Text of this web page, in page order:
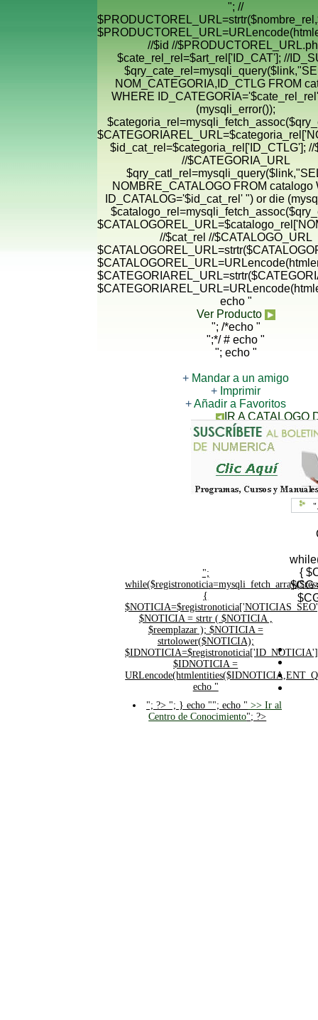
"; //
//$id //
$cate_rel_rel=$art_rel['ID_CAT']; //
NOM_CATEGORIA,ID_CTLG FROM
WHERE
(mysqli_error());
$id_cat_rel=$categoria_rel['ID_CTLG']; //
//$CATEGORIA_URL
NOMBRE_CATALOGO FROM catalogo
ID_CATALOG='$id_cat_rel' ") or die
//$cat_rel //$CATALOGO_URL
echo "
Ver Producto
"; /*echo "
";*/ # echo "
"; echo "
+ Mandar a un amigo
+ Imprimir
+Añadir a Favoritos
IR A CATALOGO
CONTACTANOS PARA
{
$CG
";
{
$NOTICIA = strtr ( $NOTICIA ,
$reemplazar ); $NOTICIA =
strtolower($NOTICIA);
$IDNOTICIA =
echo "
"; ?> "; } echo ""; echo " >> Ir al
Centro de Conocimiento"; ?>